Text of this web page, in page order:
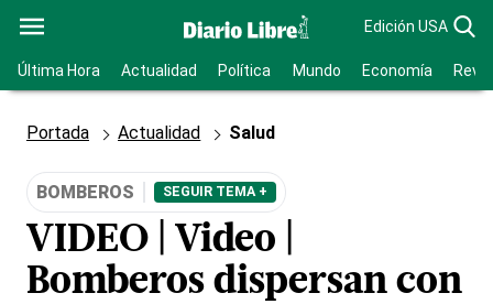
Edición USA
Última Hora Actualidad Política Mundo Economía
Portada Actualidad Salud
BOMBEROS SEGUIR TEMA +
VIDEO | Video |
Bomberos dispersan con